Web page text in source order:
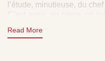
l’étude, minutieuse, du
juxtaposition sensible et
Read More